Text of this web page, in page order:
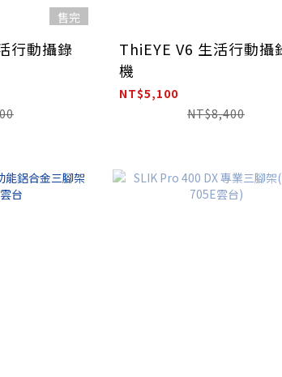
售完
行動攝錄
ThiEYE V6 生活行動攝
機
NT$5,100
NT$8,400